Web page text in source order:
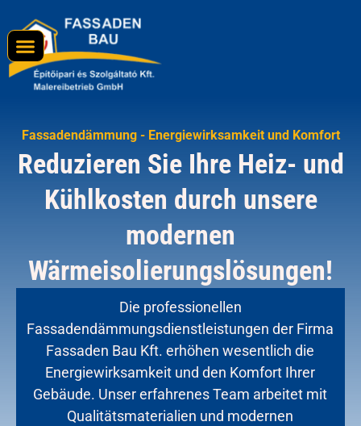
Fassadendämmung - Energiewirksamkeit und Komfort
Reduzieren Sie Ihre Heiz- und
Kühlkosten durch unsere
modernen
Wärmeisolierungslösungen!
Die professionellen
Fassadendämmungsdienstleistungen der Firma
Fassaden Bau Kft. erhöhen wesentlich die
Energiewirksamkeit und den Komfort Ihrer
Gebäude. Unser erfahrenes Team arbeitet mit
Qualitätsmaterialien und modernen